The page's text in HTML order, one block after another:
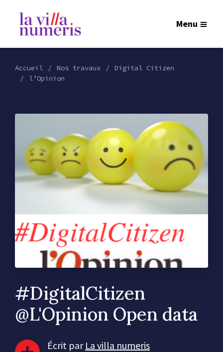
Menu
Accueil Nos travaux
Digital Citizen
l’Opinion
#DigitalCitizen
@L'Opinion Open data
Écrit par La villa numeris